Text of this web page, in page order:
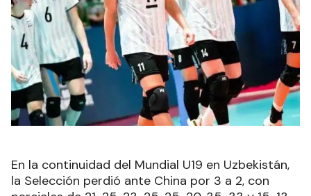
En la continuidad del Mundial U19 en Uzbekistán,
la Selección perdió ante China por 3 a 2, con